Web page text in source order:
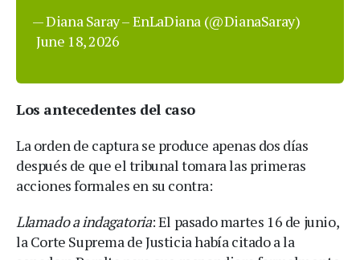
— Diana Saray – EnLaDiana (@DianaSaray)
June 18, 2026
Los antecedentes del caso
La orden de captura se produce apenas dos días
después de que el tribunal tomara las primeras
acciones formales en su contra:
Llamado a indagatoria: El pasado martes 16 de junio,
la Corte Suprema de Justicia había citado a la